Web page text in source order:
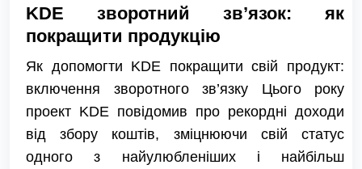
KDE зворотний зв’язок: як
покращити продукцію
Як допомогти KDE покращити свій продукт:
включення зворотного зв’язку Цього року
проект KDE повідомив про рекордні доходи
від збору коштів, зміцнюючи свій статус
одного з найулюбленіших і найбільш